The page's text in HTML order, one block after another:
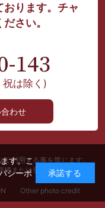
ります。チャ
さい。
は除く)
わせ
利用する事を禁じます。
または登録商標です。
Other photo credit
す。こ
シーポ
承諾する